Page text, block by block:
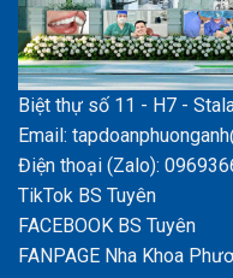
Biệt thự số 11 - H7 -
Email:
Điện thoại (Zalo):
TikTok BS Tuyên
FACEBOOK BS Tuyên
FANPAGE Nha Khoa